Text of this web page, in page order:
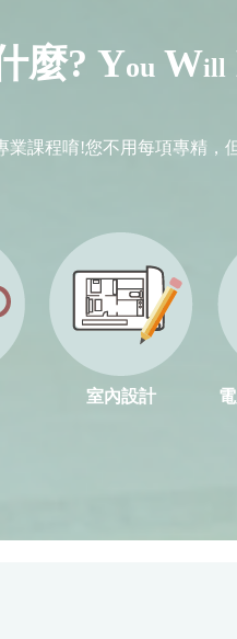
麼? YouWill
課程唷!您不用每項專精，
室內設計